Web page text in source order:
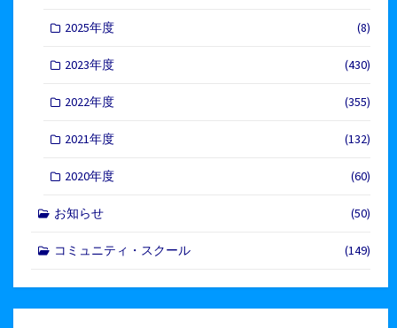
2025年度 (8)
2023年度 (430)
2022年度 (355)
2021年度 (132)
2020年度 (60)
お知らせ (50)
コミュニティ・スクール (149)